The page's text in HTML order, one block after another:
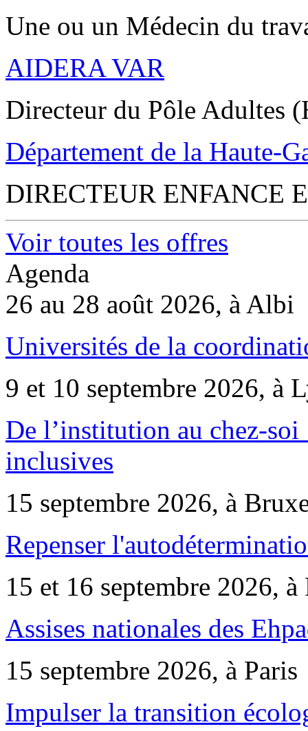
Une ou un Médecin du
AIDERA VAR
Directeur du Pôle Adultes
Département de la Haute-
DIRECTEUR ENFANCE
Voir toutes les offres
Agenda
26 au 28 août 2026, à Albi
Universités de la
9 et 10 septembre 2026, à
De l’institution au chez-
inclusives
15 septembre 2026, à
Repenser
15 et 16 septembre 2026, à
Assises nationales des
15 septembre 2026, à Paris
Impulser la transition